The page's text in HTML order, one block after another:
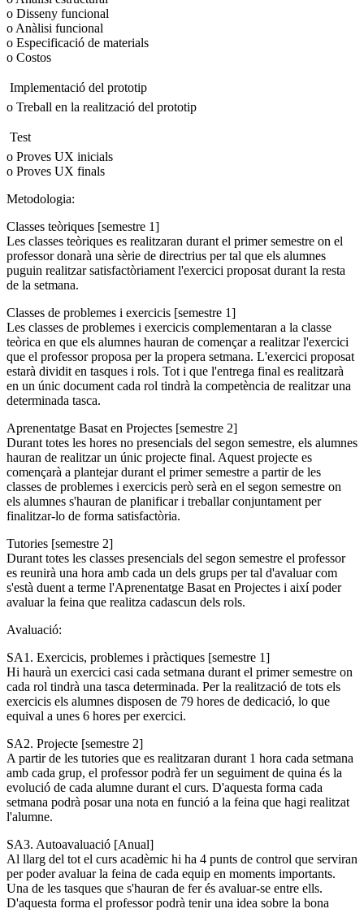
o Disseny funcional
o Anàlisi funcional
o Especificació de materials
o Costos
 Implementació del prototip
o Treball en la realització del prototip
 Test
o Proves UX inicials
o Proves UX finals
Metodologia:
Classes teòriques [semestre 1]
Les classes teòriques es realitzaran durant el primer semestre on el
professor donarà una sèrie de directrius per tal que els alumnes
puguin realitzar satisfactòriament l'exercici proposat durant la resta
de la setmana.
Classes de problemes i exercicis [semestre 1]
Les classes de problemes i exercicis complementaran a la classe
teòrica en que els alumnes hauran de començar a realitzar l'exercici
que el professor proposa per la propera setmana. L'exercici proposat
estarà dividit en tasques i rols. Tot i que l'entrega final es realitzarà
en un únic document cada rol tindrà la competència de realitzar una
determinada tasca.
Aprenentatge Basat en Projectes [semestre 2]
Durant totes les hores no presencials del segon semestre, els alumnes
hauran de realitzar un únic projecte final. Aquest projecte es
començarà a plantejar durant el primer semestre a partir de les
classes de problemes i exercicis però serà en el segon semestre on
els alumnes s'hauran de planificar i treballar conjuntament per
finalitzar-lo de forma satisfactòria.
Tutories [semestre 2]
Durant totes les classes presencials del segon semestre el professor
es reunirà una hora amb cada un dels grups per tal d'avaluar com
s'està duent a terme l'Aprenentatge Basat en Projectes i així poder
avaluar la feina que realitza cadascun dels rols.
Avaluació:
SA1. Exercicis, problemes i pràctiques [semestre 1]
Hi haurà un exercici casi cada setmana durant el primer semestre on
cada rol tindrà una tasca determinada. Per la realització de tots els
exercicis els alumnes disposen de 79 hores de dedicació, lo que
equival a unes 6 hores per exercici.
SA2. Projecte [semestre 2]
A partir de les tutories que es realitzaran durant 1 hora cada setmana
amb cada grup, el professor podrà fer un seguiment de quina és la
evolució de cada alumne durant el curs. D'aquesta forma cada
setmana podrà posar una nota en funció a la feina que hagi realitzat
l'alumne.
SA3. Autoavaluació [Anual]
Al llarg del tot el curs acadèmic hi ha 4 punts de control que serviran
per poder avaluar la feina de cada equip en moments importants.
Una de les tasques que s'hauran de fer és avaluar-se entre ells.
D'aquesta forma el professor podrà tenir una idea sobre la bona